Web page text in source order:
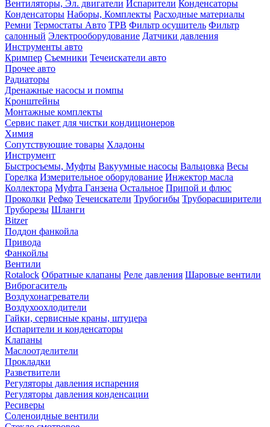
Вентиляторы, Эл. двигатели Испарители Конденсаторы
Конденсаторы Наборы, Комплекты Расходные материалы
Ремни Термостаты Авто ТРВ Фильтр осушитель Фильтр
салонный Электрооборудование Датчики давления
Инструменты авто
Кримпер Съемники Течеискатели авто
Прочее авто
Радиаторы
Дренажные насосы и помпы
Кронштейны
Монтажные комплекты
Сервис пакет для чистки кондиционеров
Химия
Сопутствующие товары Хладоны
Инструмент
Быстросъемы, Муфты Вакуумные насосы Вальцовка Весы
Горелка Измерительное оборудование Инжектор масла
Коллектора Муфта Ганзена Остальное Припой и флюс
Проколки Рефко Течеискатели Трубогибы Труборасширители
Труборезы Шланги
Bitzer
Поддон фанкойла
Привода
Фанкойлы
Вентили
Rotalock Обратные клапаны Реле давления Шаровые вентили
Виброгаситель
Воздухонагреватели
Воздухоохлодители
Гайки, сервисные краны, штуцера
Испарители и конденсаторы
Клапаны
Маслоотделители
Прокладки
Разветвители
Регуляторы давления испарения
Регуляторы давления конденсации
Ресиверы
Соленоидные вентили